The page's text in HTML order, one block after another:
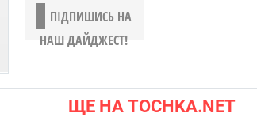
ПІДПИШИСЬ НА
НАШ ДАЙДЖЕСТ!
ЩЕ НА TOCHKA.NET